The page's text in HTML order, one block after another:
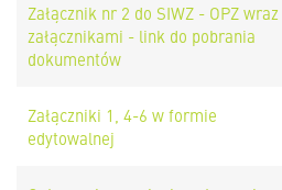
Załącznik nr 2 do SIWZ - OPZ wraz
załącznikami - link do pobrania
dokumentów
Załączniki 1, 4-6 w formie
edytowalnej